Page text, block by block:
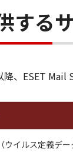
する
降、ESET Mail
ウイルス定義デ